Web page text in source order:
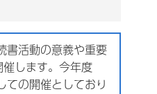
書活動の意義や重要
します。今年度
ての開催としており